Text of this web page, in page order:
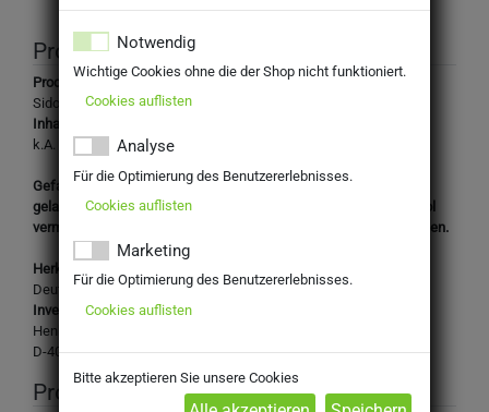
Produktbeschreibung
Produktbezeichnung:
Sidolin Glasreiniger Cristal 500ml
Inhaltsstoffe:
k.A.
Gefahren- / Warnhinweise: Darf nicht in die Hände von Kindern
gelangen. Einatmen von Staub/Rauch/Gas/Nebel/Dampf/Aerosol
vermeiden. Nur im Freien oder in gut belüfteten Räumen verwenden.
Herkunftsland:
Deutschland
Inverkehrbringer/ Hergestellt für:
Henkel Wasch- und Reinigungsmittel GmbH
D-40191 Düsseldorf
Produktinformation
Notwendig
Wichtige Cookies ohne die der Shop nicht funktioniert.
Cookies auflisten
Analyse
Für die Optimierung des Benutzererlebnisses.
Cookies auflisten
Marketing
Für die Optimierung des Benutzererlebnisses.
Cookies auflisten
Bitte akzeptieren Sie unsere Cookies